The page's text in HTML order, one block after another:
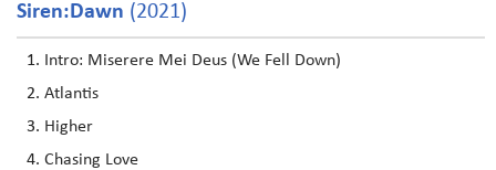
Siren:Dawn (2021)
Intro: Miserere Mei Deus (We Fell Down)
Atlantis
Higher
Chasing Love